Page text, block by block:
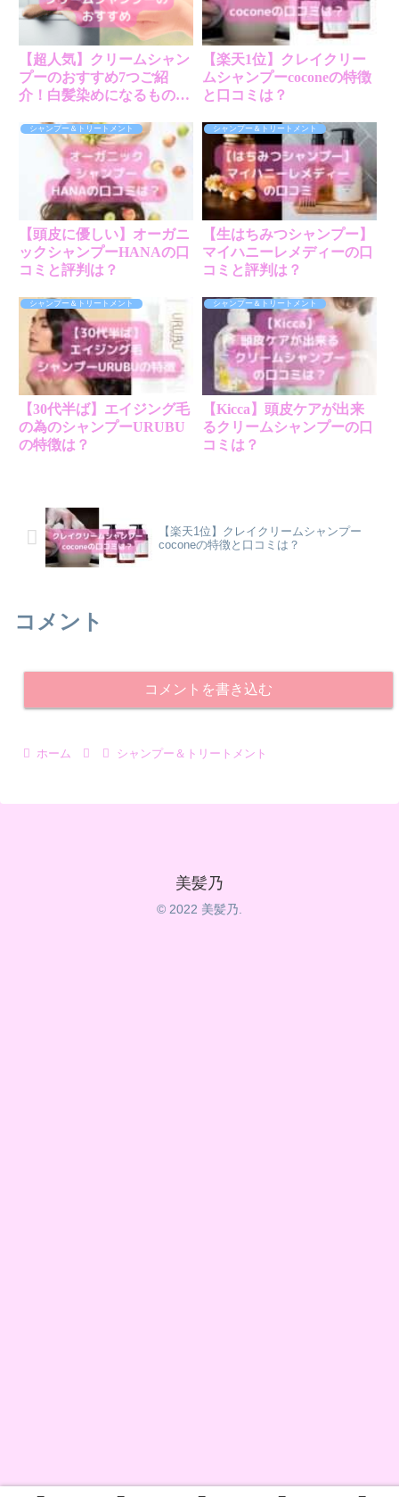
【超人気】クリームシャン
プーのおすすめ7つご紹
介！白髪染めになるものも
【楽天1位】クレイクリー
ムシャンプーcoconeの特徴
と口コミは？
シャンプー＆トリートメント
【頭皮に優しい】オーガニ
ックシャンプーHANAの口
コミと評判は？
シャンプー＆トリートメント
【生はちみつシャンプー】
マイハニーレメディーの口
コミと評判は？
シャンプー＆トリートメント
【30代半ば】エイジング毛
の為のシャンプーURUBU
の特徴は？
シャンプー＆トリートメント
【Kicca】頭皮ケアが出来
るクリームシャンプーの口
コミは？
【楽天1位】クレイクリームシャンプー
coconeの特徴と口コミは？
コメント
コメントを書き込む
ホーム シャンプー＆トリートメント
美髪乃
© 2022 美髪乃.